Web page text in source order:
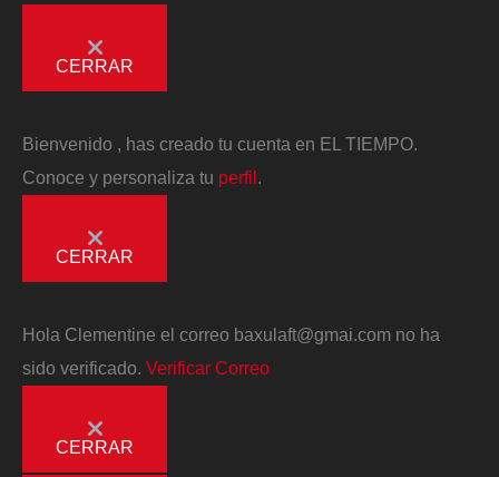
CERRAR
Bienvenido
, has creado tu cuenta en EL TIEMPO.
Conoce y personaliza tu perfil
CERRAR
Hola Clementine el correo baxulaft@gmai.com no ha
sido verificado. Verificar Correo
CERRAR